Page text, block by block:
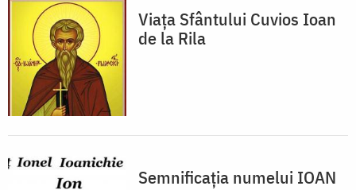
Viața Sfântului Cuvios Ioan
de la Rila
Semnificația numelui IOAN